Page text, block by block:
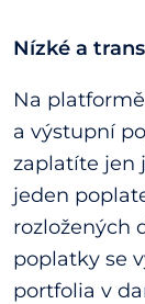
Nízké a
Na
a výstupní
zaplatíte jen
jeden
rozložených
poplatky se
portfolia v